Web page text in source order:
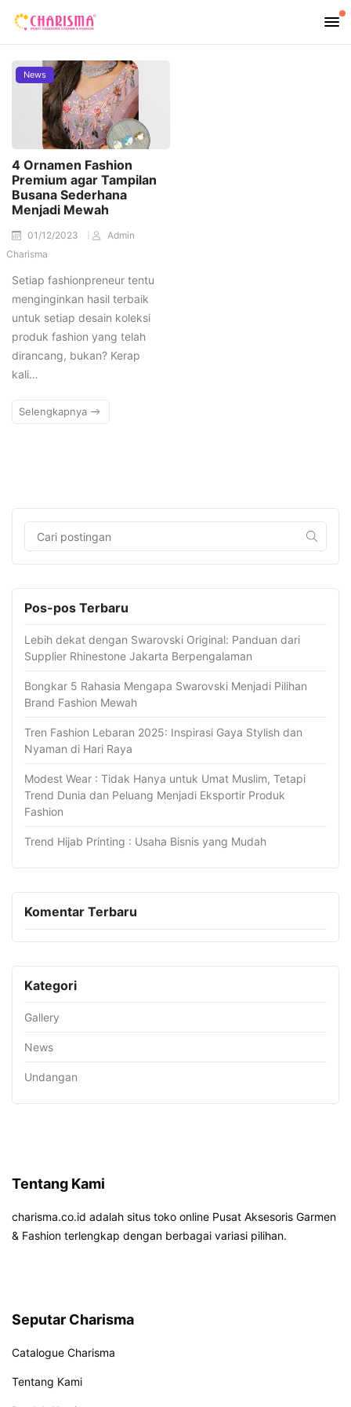
News
4 Ornamen Fashion
Premium agar Tampilan
Busana Sederhana
Menjadi Mewah
01/12/2023
Admin
Charisma
Setiap fashionpreneur tentu
menginginkan hasil terbaik
untuk setiap desain koleksi
produk fashion yang telah
dirancang, bukan? Kerap
kali…
Selengkapnya
Pos-pos Terbaru
Lebih dekat dengan Swarovski Original: Panduan dari
Supplier Rhinestone Jakarta Berpengalaman
Bongkar 5 Rahasia Mengapa Swarovski Menjadi Pilihan
Brand Fashion Mewah
Tren Fashion Lebaran 2025: Inspirasi Gaya Stylish dan
Nyaman di Hari Raya
Modest Wear : Tidak Hanya untuk Umat Muslim, Tetapi
Trend Dunia dan Peluang Menjadi Eksportir Produk
Fashion
Trend Hijab Printing : Usaha Bisnis yang Mudah
Komentar Terbaru
Kategori
Gallery
News
Undangan
Tentang Kami
charisma.co.id adalah situs toko online Pusat Aksesoris Garmen
& Fashion terlengkap dengan berbagai variasi pilihan.
Seputar Charisma
Catalogue Charisma
Tentang Kami